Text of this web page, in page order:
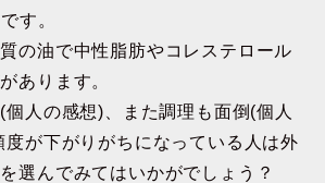
す。
の油で中性脂肪やコレステロール
あります。
人の感想)、また調理も面倒(個人
が下がりがちになっている人は外
選んでみてはいかがでしょう？